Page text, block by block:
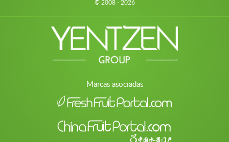
© 2008 - 2026
Marcas asociadas